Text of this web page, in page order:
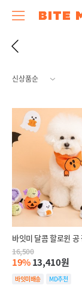
바잇미 달콤 할로윈 공
16,500
19%13,410원
바잇미배송
MD추천